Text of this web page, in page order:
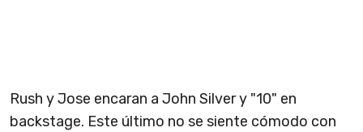
Rush y Jose encaran a John Silver y "10" en
backstage. Este último no se siente cómodo con